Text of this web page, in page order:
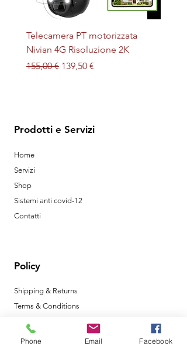
Telecamera PT motorizzata
Nivian 4G Risoluzione 2K
Prezzo regolare
155,00 € Prezzo scontato
139,50 €
Prodotti e Servizi
Home
Servizi
Shop
Sistemi anti covid-12
Contatti
Policy
Shipping & Returns
Terms & Conditions
Metodi di Pagamento
Phone Email Facebook